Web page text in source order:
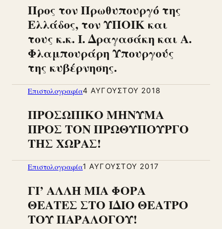
Προς τον Πρωθυπουργό της
Ελλάδος, τον ΥΠΟΙΚ και
τους κ.κ. Ι. Δραγασάκη και Α.
Φλαμπουράρη Υπουργούς
της κυβέρνησης.
Επιστολογραφία4 ΑΥΓΟΎΣΤΟΥ 2018
ΠΡΟΣΩΠΙΚΟ ΜΗΝΥΜΑ
ΠΡΟΣ ΤΟΝ ΠΡΩΘΥΠΟΥΡΓΟ
ΤΗΣ ΧΩΡΑΣ!
Επιστολογραφία1 ΑΥΓΟΎΣΤΟΥ 2017
ΓΙ’ ΑΛΛΗ ΜΙΑ ΦΟΡΑ
ΘΕΑΤΕΣ ΣΤΟ ΙΔΙΟ ΘΕΑΤΡΟ
ΤΟΥ ΠΑΡΑΛΟΓΟΥ!